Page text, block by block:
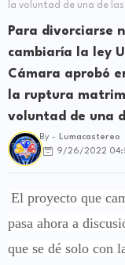
la voluntad de una de
Para divorciarse
cambiaría la ley
Cámara aprobó
la ruptura
voluntad de una
By -
Lumacastereo
9/26/2022
El proyecto que
pasa ahora a
que se dé solo con